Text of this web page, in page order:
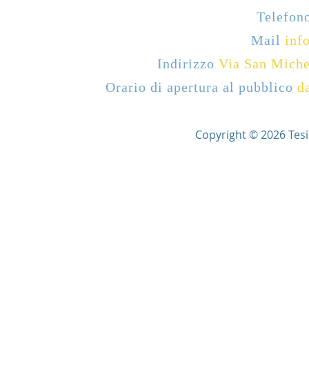
Mail
Indirizzo Via San
Orario di apertura al pubblico
Copyright © 2026